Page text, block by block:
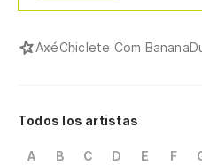
AxéChiclete Com Banana
Todos los artistas
A B C D E F